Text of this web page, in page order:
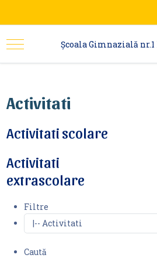
Şcoala Gimnazială
Activitati
Activitati scolare
Activitati
extrascolare
Filtre
Caută